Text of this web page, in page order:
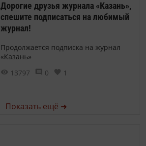
Дорогие друзья журнала «Казань»,
спешите подписаться на любимый
журнал!
Продолжается подписка на журнал
«Казань»
13797
0 1
Показать ещё ➜